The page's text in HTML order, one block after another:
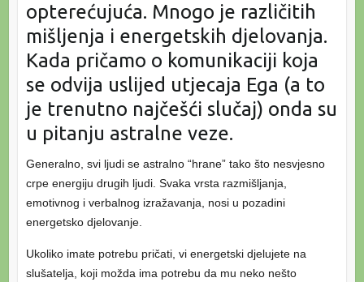
opterećujuća. Mnogo je različitih
mišljenja i energetskih djelovanja.
Kada pričamo o komunikaciji koja
se odvija uslijed utjecaja Ega (a to
je trenutno najčešći slučaj) onda su
u pitanju astralne veze.
Generalno, svi ljudi se astralno “hrane” tako što nesvjesno
crpe energiju drugih ljudi. Svaka vrsta razmišljanja,
emotivnog i verbalnog izražavanja, nosi u pozadini
energetsko djelovanje.
Ukoliko imate potrebu pričati, vi energetski djelujete na
slušatelja, koji možda ima potrebu da mu neko nešto